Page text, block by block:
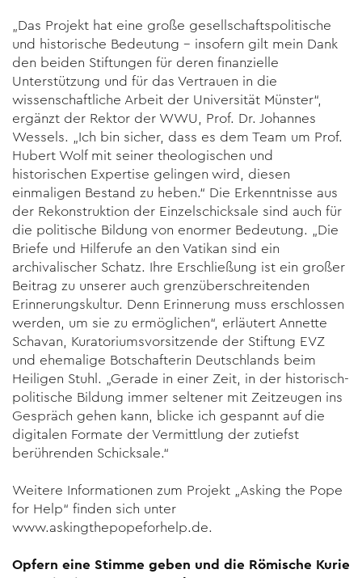
„Das Projekt hat eine große gesellschaftspolitische
und historische Bedeutung – insofern gilt mein Dank
den beiden Stiftungen für deren finanzielle
Unterstützung und für das Vertrauen in die
wissenschaftliche Arbeit der Universität Münster“,
ergänzt der Rektor der WWU, Prof. Dr. Johannes
Wessels. „Ich bin sicher, dass es dem Team um Prof.
Hubert Wolf mit seiner theologischen und
historischen Expertise gelingen wird, diesen
einmaligen Bestand zu heben.“ Die Erkenntnisse aus
der Rekonstruktion der Einzelschicksale sind auch für
die politische Bildung von enormer Bedeutung. „Die
Briefe und Hilferufe an den Vatikan sind ein
archivalischer Schatz. Ihre Erschließung ist ein großer
Beitrag zu unserer auch grenzüberschreitenden
Erinnerungskultur. Denn Erinnerung muss erschlossen
werden, um sie zu ermöglichen“, erläutert Annette
Schavan, Kuratoriumsvorsitzende der Stiftung EVZ
und ehemalige Botschafterin Deutschlands beim
Heiligen Stuhl. „Gerade in einer Zeit, in der historisch-
politische Bildung immer seltener mit Zeitzeugen ins
Gespräch gehen kann, blicke ich gespannt auf die
digitalen Formate der Vermittlung der zutiefst
berührenden Schicksale.“
Weitere Informationen zum Projekt „Asking the Pope
for Help“ finden sich unter
www.askingthepopeforhelp.de.
Opfern eine Stimme geben und die Römische Kurie